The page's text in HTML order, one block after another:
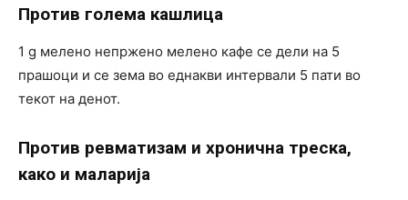
Против голема кашлица
1 g мелено непржено мелено кафе се дели на 5
прашоци и се зема во еднакви интервали 5 пати во
текот на денот.
Против ревматизам и хронична треска,
како и маларија